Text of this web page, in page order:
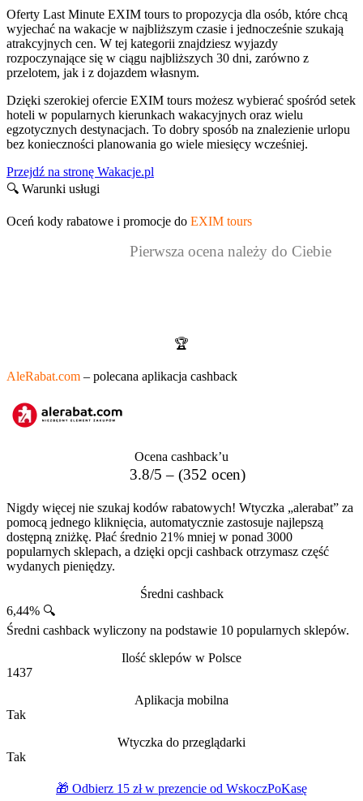
Oferty Last Minute EXIM tours to propozycja dla osób, które chcą
wyjechać na wakacje w najbliższym czasie i jednocześnie szukają
atrakcyjnych cen. W tej kategorii znajdziesz wyjazdy
rozpoczynające się w ciągu najbliższych 30 dni, zarówno z
przelotem, jak i z dojazdem własnym.
Dzięki szerokiej ofercie EXIM tours możesz wybierać spośród setek
hoteli w popularnych kierunkach wakacyjnych oraz wielu
egzotycznych destynacjach. To dobry sposób na znalezienie urlopu
bez konieczności planowania go wiele miesięcy wcześniej.
Przejdź na stronę Wakacje.pl
🔍 Warunki usługi
Oceń kody rabatowe i promocje do EXIM tours
Pierwsza ocena należy do Ciebie
🏆
AleRabat.com – polecana aplikacja cashback
Ocena cashback’u
3.8/5 – (352 ocen)
Nigdy więcej nie szukaj kodów rabatowych! Wtyczka „alerabat” za
pomocą jednego kliknięcia, automatycznie zastosuje najlepszą
dostępną zniżkę. Płać średnio 21% mniej w ponad 3000
popularnych sklepach, a dzięki opcji cashback otrzymasz część
wydanych pieniędzy.
Średni cashback
6,44% 🔍
Średni cashback wyliczony na podstawie 10 popularnych sklepów.
Ilość sklepów w Polsce
1437
Aplikacja mobilna
Tak
Wtyczka do przeglądarki
Tak
🎁 Odbierz 15 zł w prezencie od WskoczPoKasę